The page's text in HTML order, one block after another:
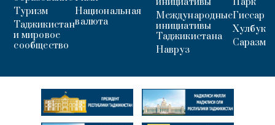
Туризм
Таджикистан
и мировое
сообщество
Национальная
валюта
инициативы
Международные
инициативы
Таджикистана
Навруз
Парк
Гиссар
Хулбук
Саразм